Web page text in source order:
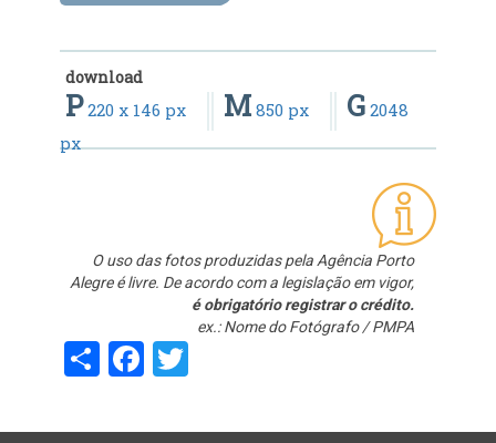
download
P220 x 146 px M 850 px G 2048
px
O uso das fotos produzidas pela Agência Porto
Alegre é livre. De acordo com a legislação em vigor,
é obrigatório registrar o crédito.
ex.: Nome do Fotógrafo / PMPA
ShareFacebook